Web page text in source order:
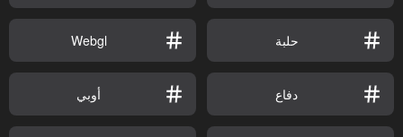
حلبة Webgl
دفاع أوبي